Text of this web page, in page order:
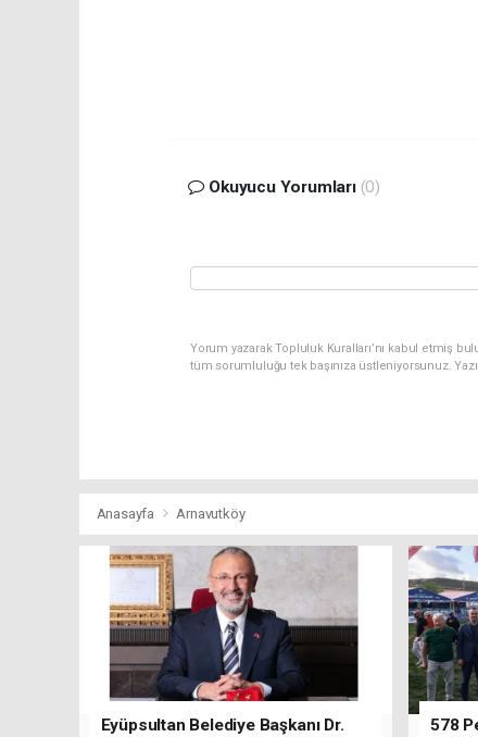
Okuyucu Yorumları (0)
Yorum yazarak Topluluk Kuralları’nı kabul etmiş
tüm sorumluluğu tek başınıza üstleniyorsunuz.
Anasayfa Arnavutköy
Eyüpsultan Belediye Başkanı Dr.
578